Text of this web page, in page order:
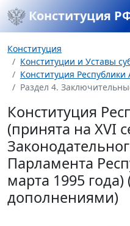
Конституция
Конституция
Конституции и Уставы
Конституция Республики
Раздел 4.
Конституция
(принята на XVI
Парламента
марта 1995
дополнениями)